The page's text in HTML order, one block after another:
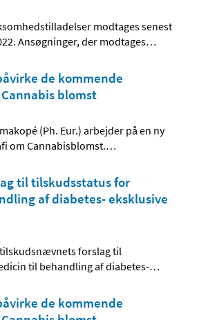
modtages senest
Ansøgninger, der modtages…
de kommende
blomst
(Ph. Eur.) arbejder på en ny
om Cannabisblomst.…
til tilskudsstatus for
af diabetes- eksklusive
forslag til
til behandling af diabetes-…
de kommende